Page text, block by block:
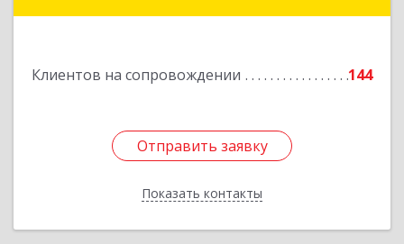
Клиентов на сопровождении 144
Отправить заявку
Показать контакты
Отправить заявку
Назад